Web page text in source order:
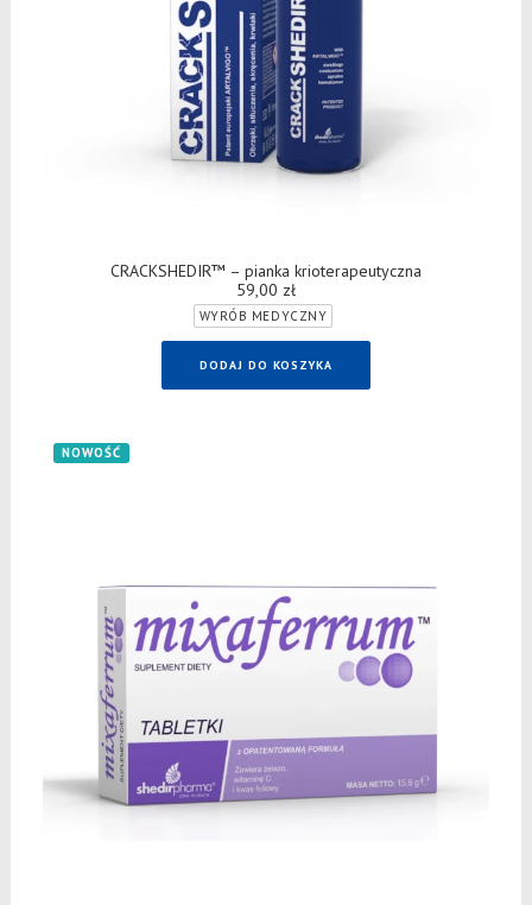
DODAJ DO KOSZYKA
CRACKSHEDIR™ – pianka krioterapeutyczna
59,00 zł
WYRÓB MEDYCZNY
DODAJ DO KOSZYKA
NOWOŚĆ